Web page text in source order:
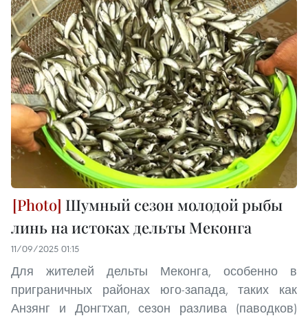
Шумный сезон молодой рыбы
линь на истоках дельты Меконга
11/09/2025 01:15
Для жителей дельты Меконга, особенно в
приграничных районах юго-запада, таких как
Анзянг и Донгтхап, сезон разлива (паводков)